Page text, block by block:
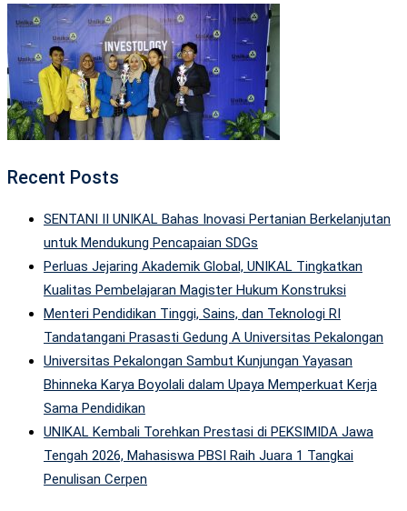
Recent Posts
SENTANI II UNIKAL Bahas Inovasi Pertanian Berkelanjutan
untuk Mendukung Pencapaian SDGs
Perluas Jejaring Akademik Global, UNIKAL Tingkatkan
Kualitas Pembelajaran Magister Hukum Konstruksi
Menteri Pendidikan Tinggi, Sains, dan Teknologi RI
Tandatangani Prasasti Gedung A Universitas Pekalongan
Universitas Pekalongan Sambut Kunjungan Yayasan
Bhinneka Karya Boyolali dalam Upaya Memperkuat Kerja
Sama Pendidikan
UNIKAL Kembali Torehkan Prestasi di PEKSIMIDA Jawa
Tengah 2026, Mahasiswa PBSI Raih Juara 1 Tangkai
Penulisan Cerpen